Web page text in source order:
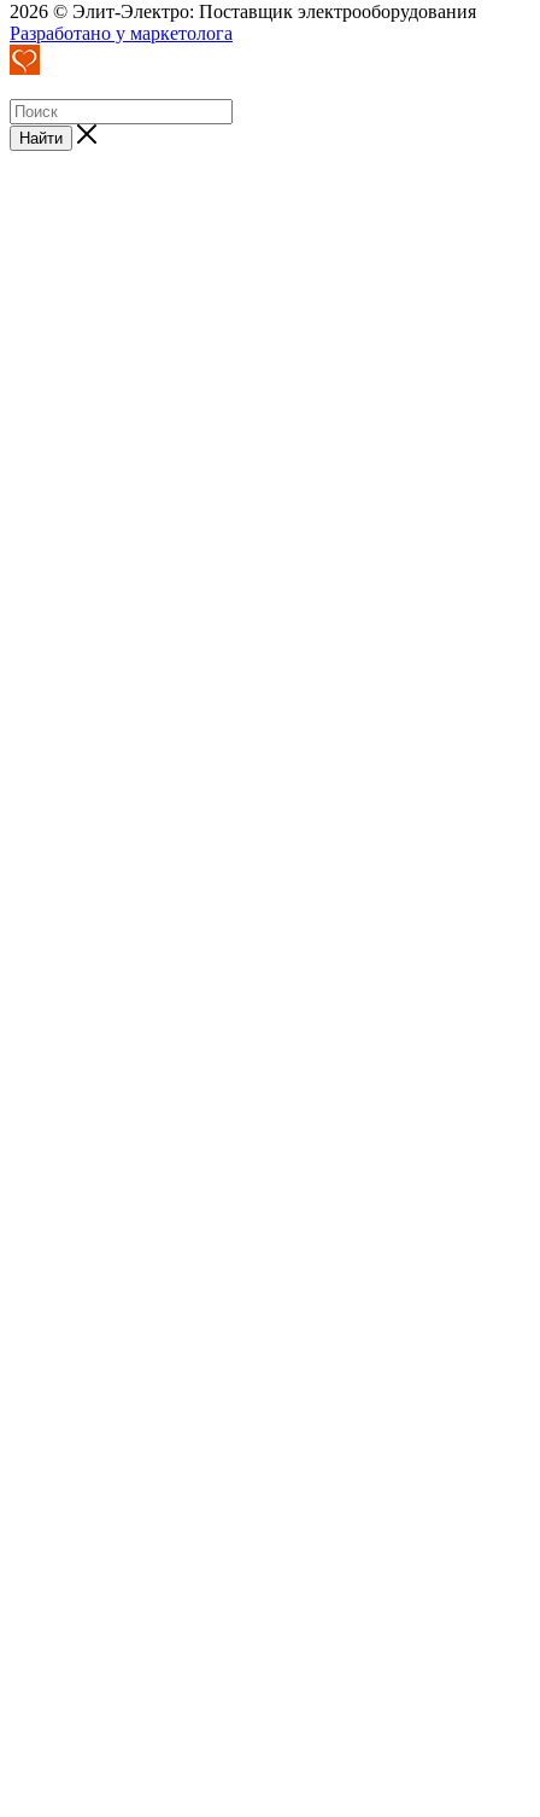
2026 © Элит-Электро: Поставщик электрооборудования
Разработано у маркетолога
Найти